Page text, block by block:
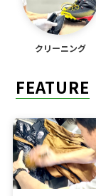
クリーニング
FEATURE